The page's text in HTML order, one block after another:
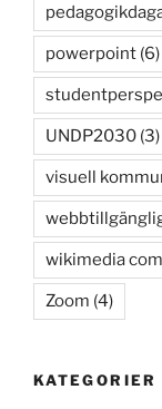
powerpoint (6)
UNDP2030 (3)
visuell
wikimedia
Zoom (4)
KATEGORIER